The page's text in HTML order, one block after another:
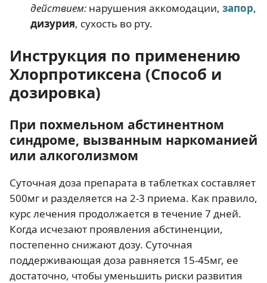
действием:нарушения аккомодации, запор,
дизурия, сухость во рту.
Инструкция по применению
Хлорпротиксена (Способ и
дозировка)
При похмельном абстинентном
синдроме, вызванным наркоманией
или алкоголизмом
Суточная доза препарата в таблетках составляет
500мг и разделяется на 2-3 приема. Как правило,
курс лечения продолжается в течение 7 дней.
Когда исчезают проявления абстиненции,
постепенно снижают дозу. Суточная
поддерживающая доза равняется 15-45мг, ее
достаточно, чтобы уменьшить риски развития